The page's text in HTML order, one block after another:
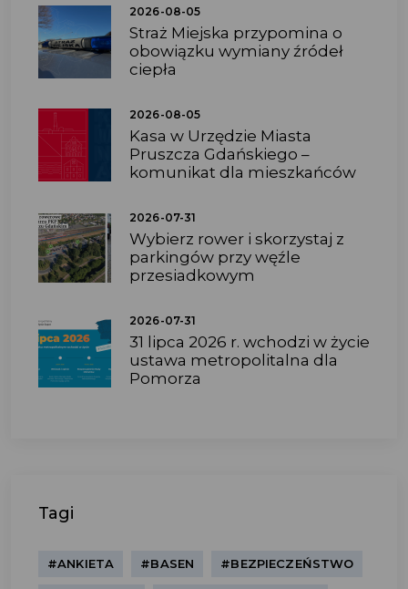
2026-08-05
Straż Miejska przypomina o
obowiązku wymiany źródeł
ciepła
2026-08-05
Kasa w Urzędzie Miasta
Pruszcza Gdańskiego –
komunikat dla mieszkańców
2026-07-31
Wybierz rower i skorzystaj z
parkingów przy węźle
przesiadkowym
2026-07-31
31 lipca 2026 r. wchodzi w życie
ustawa metropolitalna dla
Pomorza
Tagi
#ANKIETA #BASEN #BEZPIECZEŃSTWO